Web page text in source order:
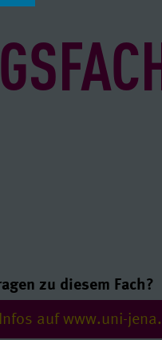
und
zu diesem Fach?
Infos auf www.uni-